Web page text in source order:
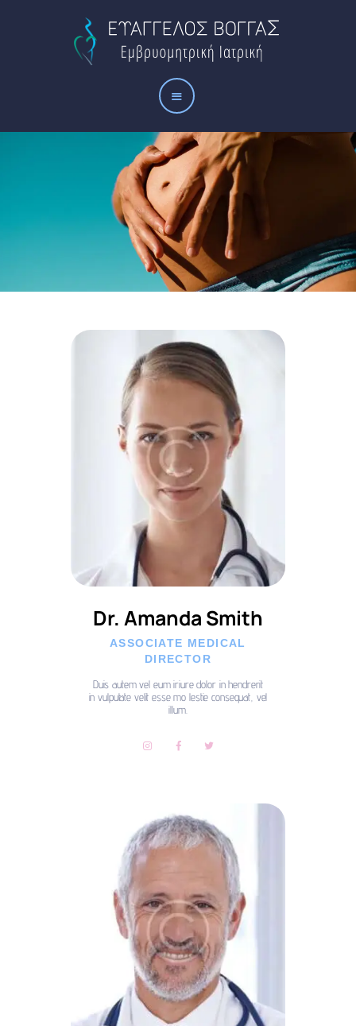
ALL TEAM
Αρχική
Το ιατρείο
Οι υπηρεσίες μας
Επικοινωνία
Dr. Amanda Smith
ASSOCIATE MEDICAL
DIRECTOR
Duis autem vel eum iriure dolor in hendrerit
in vulputate velit esse mo lestie consequat, vel
illum.